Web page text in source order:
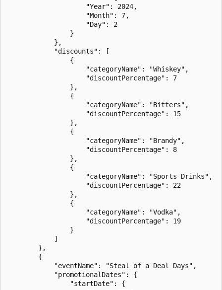
                    "Year": 2024,
                    "Month": 7,
                    "Day": 2
                }
            },
            "discounts": [
                {
                    "categoryName": "Whiskey",
                    "discountPercentage": 7
                },
                {
                    "categoryName": "Bitters",
                    "discountPercentage": 15
                },
                {
                    "categoryName": "Brandy",
                    "discountPercentage": 8
                },
                {
                    "categoryName": "Sports Drinks",
                    "discountPercentage": 22
                },
                {
                    "categoryName": "Vodka",
                    "discountPercentage": 19
                }
            ]
        },
        {
            "eventName": "Steal of a Deal Days",
            "promotionalDates": {
                "startDate": {